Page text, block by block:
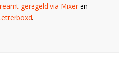
geregeld via Mixeren
.